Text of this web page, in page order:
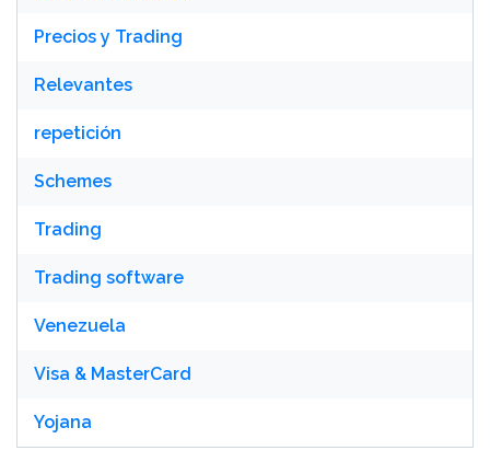
Precios y Trading
Relevantes
repetición
Schemes
Trading
Trading software
Venezuela
Visa & MasterCard
Yojana